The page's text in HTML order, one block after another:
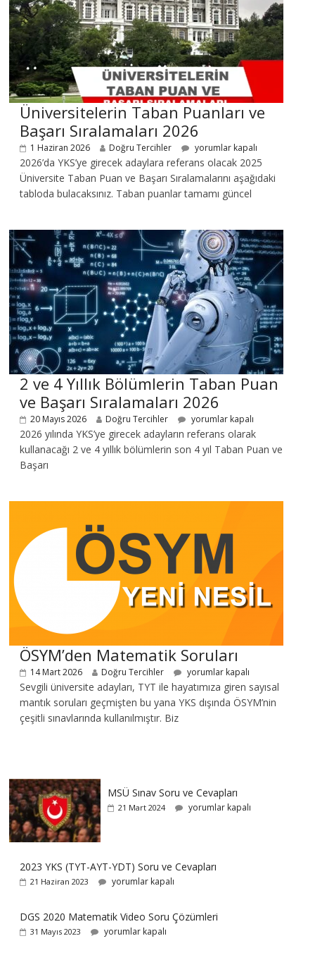
Üniversitelerin Taban Puanları ve
Başarı Sıralamaları 2026
1 Haziran 2026 Doğru Tercihler yorumlar kapalı
2026’da YKS’ye girecek adaylara referans olacak 2025
Üniversite Taban Puan ve Başarı Sıralamalarını aşağıdaki
tabloda bulacaksınız. Taban puanlar tamamı güncel
2 ve 4 Yıllık Bölümlerin Taban Puan
ve Başarı Sıralamaları 2026
20 Mayıs 2026 Doğru Tercihler yorumlar kapalı
2026 yılında YKS’ye girecek adayların referans olarak
kullanacağı 2 ve 4 yıllık bölümlerin son 4 yıl Taban Puan ve
Başarı
ÖSYM’den Matematik Soruları
14 Mart 2026 Doğru Tercihler yorumlar kapalı
Sevgili üniversite adayları, TYT ile hayatımıza giren sayısal
mantık soruları geçmişten bu yana YKS dışında ÖSYM’nin
çeşitli sınavlarında kullanılmıştır. Biz
MSÜ Sınav Soru ve Cevapları
21 Mart 2024 yorumlar kapalı
2023 YKS (TYT-AYT-YDT) Soru ve Cevapları
21 Haziran 2023 yorumlar kapalı
DGS 2020 Matematik Video Soru Çözümleri
31 Mayıs 2023 yorumlar kapalı